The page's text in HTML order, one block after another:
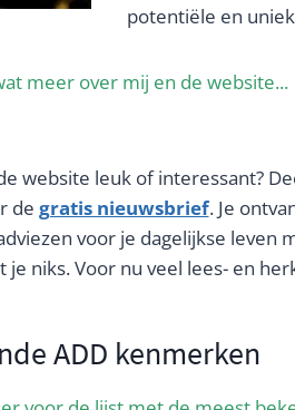
potentiële en
meer over mij en de website...
website leuk of interessant?
de gratis nieuwsbrief. Je
voor je dagelijkse leven
je niks. Voor nu veel lees- en
ADD kenmerken